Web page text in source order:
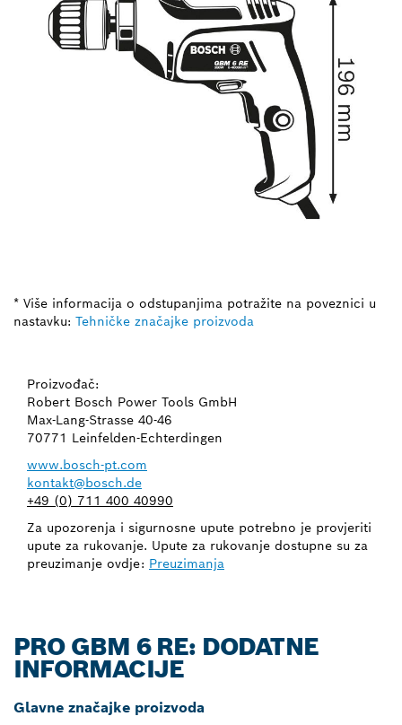
* Više informacija o odstupanjima potražite na poveznici u
nastavku: Tehničke značajke proizvoda
Proizvođač:
Robert Bosch Power Tools GmbH
Max-Lang-Strasse 40-46
70771 Leinfelden-Echterdingen
www.bosch-pt.com
kontakt@bosch.de
+49 (0) 711 400 40990
Za upozorenja i sigurnosne upute potrebno je provjeriti
upute za rukovanje. Upute za rukovanje dostupne su za
preuzimanje ovdje: Preuzimanja
PRO GBM 6 RE: DODATNE
INFORMACIJE
Glavne značajke proizvoda